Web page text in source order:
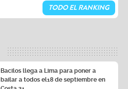
TODO EL RANKING
Bacilos llega a Lima para poner a
bailar a todos el18 de septiembre en
Costa 21
Vía Corazón